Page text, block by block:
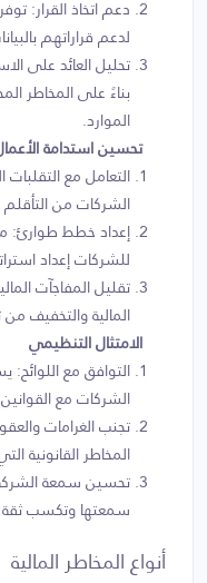
دعم اتخاذ القرار:
لدعم قراراتهم
تحليل العائد على
بناءً على المخاطر
الموارد.
تحسين استدامة
التعامل مع التقلبات
الشركات من
إعداد خطط طوارئ:
للشركات إعداد
تقليل المفاجآت
المالية والتخفيف من
الامتثال التنظيمي
التوافق مع
الشركات مع القوانين
تجنب الغرامات
المخاطر القانونية
تحسين سمعة الشركة:
سمعتها وتكسب ثقة
أنواع المخاطر المالية